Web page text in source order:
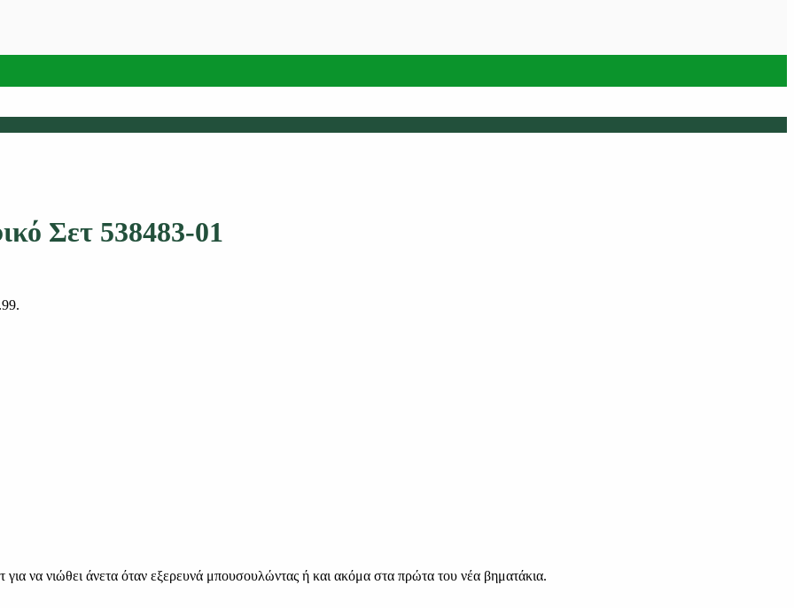
Σετ 538483-01
για να νιώθει άνετα όταν εξερευνά μπουσουλώντας ή και ακόμα στα πρώτα του νέα βηματάκια.